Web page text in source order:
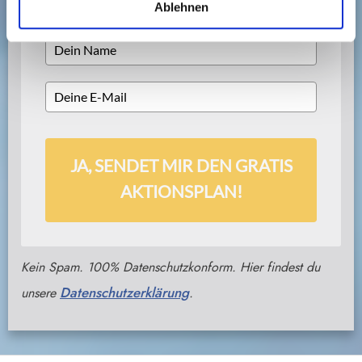
Ablehnen
JA, SENDET MIR DEN GRATIS
AKTIONSPLAN!
Kein Spam. 100% Datenschutzkonform. Hier findest du
unsere Datenschutzerklärung.